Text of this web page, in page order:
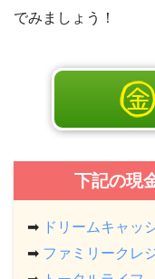
でみましょう！
下記の現
➡ ドリームキャッ
➡ ファミリークレ